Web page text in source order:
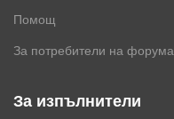
Помощ
За потребители на форума
За изпълнители